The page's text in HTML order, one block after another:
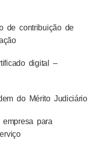
de contribuição de
digital –
do Mérito Judiciário
para